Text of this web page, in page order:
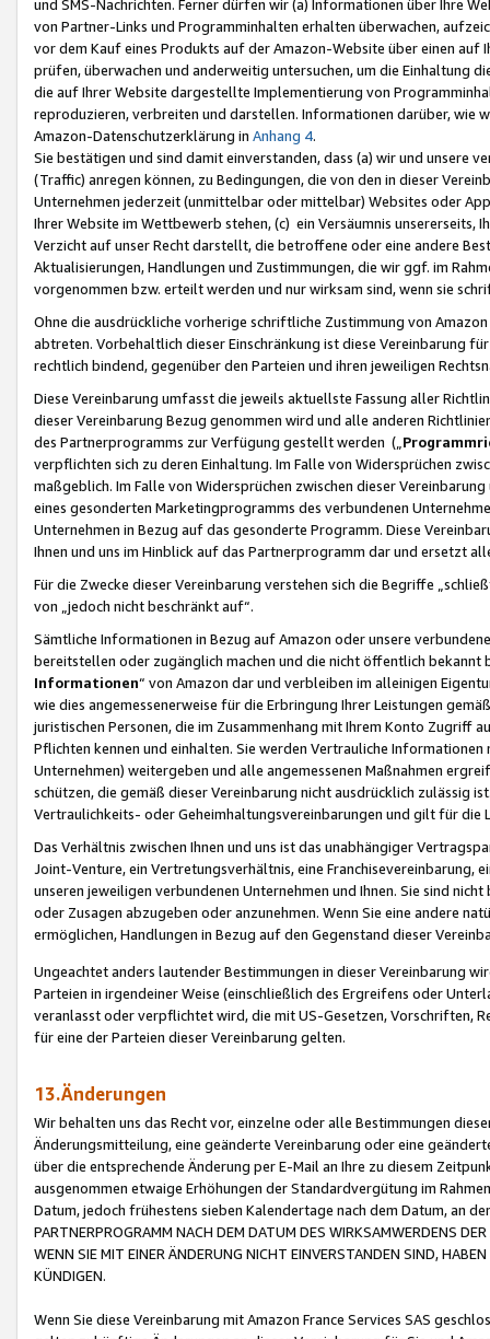
und SMS-Nachrichten. Ferner dürfen wir (a) Informationen über Ihre
von Partner-Links und Programminhalten erhalten überwachen,
vor dem Kauf eines Produkts auf der Amazon-Website über einen
prüfen, überwachen und anderweitig untersuchen, um die Einhaltung
die auf Ihrer Website dargestellte Implementierung von
reproduzieren, verbreiten und darstellen. Informationen darüber, wie
Amazon-Datenschutzerklärung in Anhang 4.
Sie bestätigen und sind damit einverstanden, dass (a) wir und
(Traffic) anregen können, zu Bedingungen, die von den in dieser
Unternehmen jederzeit (unmittelbar oder mittelbar) Websites oder
Ihrer Website im Wettbewerb stehen, (c) ein Versäumnis unsererseits,
Verzicht auf unser Recht darstellt, die betroffene oder eine andere
Aktualisierungen, Handlungen und Zustimmungen, die wir ggf. im
vorgenommen bzw. erteilt werden und nur wirksam sind, wenn sie
Ohne die ausdrückliche vorherige schriftliche Zustimmung von
abtreten. Vorbehaltlich dieser Einschränkung ist diese Vereinbarung
rechtlich bindend, gegenüber den Parteien und ihren jeweiligen
Diese Vereinbarung umfasst die jeweils aktuellste Fassung aller
dieser Vereinbarung Bezug genommen wird und alle anderen
des Partnerprogramms zur Verfügung gestellt werden („
verpflichten sich zu deren Einhaltung. Im Falle von Widersprüchen
maßgeblich. Im Falle von Widersprüchen zwischen dieser
eines gesonderten Marketingprogramms des verbundenen
Unternehmen in Bezug auf das gesonderte Programm. Diese
Ihnen und uns im Hinblick auf das Partnerprogramm dar und ersetzt
Für die Zwecke dieser Vereinbarung verstehen sich die Begriffe
von „jedoch nicht beschränkt auf“.
Sämtliche Informationen in Bezug auf Amazon oder unsere
bereitstellen oder zugänglich machen und die nicht öffentlich
Informationen“ von Amazon dar und verbleiben im alleinigen
wie dies angemessenerweise für die Erbringung Ihrer Leistungen
juristischen Personen, die im Zusammenhang mit Ihrem Konto
Pflichten kennen und einhalten. Sie werden Vertrauliche
Unternehmen) weitergeben und alle angemessenen Maßnahmen
schützen, die gemäß dieser Vereinbarung nicht ausdrücklich zulässig
Vertraulichkeits- oder Geheimhaltungsvereinbarungen und gilt für die
Das Verhältnis zwischen Ihnen und uns ist das unabhängiger
Joint-Venture, ein Vertretungsverhältnis, eine Franchisevereinbarung,
unseren jeweiligen verbundenen Unternehmen und Ihnen. Sie sind
oder Zusagen abzugeben oder anzunehmen. Wenn Sie eine andere
ermöglichen, Handlungen in Bezug auf den Gegenstand dieser
Ungeachtet anders lautender Bestimmungen in dieser Vereinbarung
Parteien in irgendeiner Weise (einschließlich des Ergreifens oder
veranlasst oder verpflichtet wird, die mit US-Gesetzen, Vorschriften,
für eine der Parteien dieser Vereinbarung gelten.
13.Änderungen
Wir behalten uns das Recht vor, einzelne oder alle Bestimmungen
Änderungsmitteilung, eine geänderte Vereinbarung oder eine
über die entsprechende Änderung per E-Mail an Ihre zu diesem
ausgenommen etwaige Erhöhungen der Standardvergütung im
Datum, jedoch frühestens sieben Kalendertage nach dem Datum, an
PARTNERPROGRAMM NACH DEM DATUM DES WIRKSAMWERDENS
WENN SIE MIT EINER ÄNDERUNG NICHT EINVERSTANDEN SIND,
KÜNDIGEN.
Wenn Sie diese Vereinbarung mit Amazon France Services SAS